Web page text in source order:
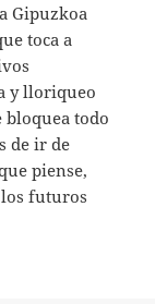
Gipuzkoa
toca a
y lloriqueo
bloquea todo
de ir de
piense,
futuros